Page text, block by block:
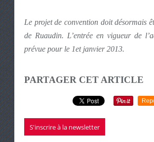
Le projet de convention doit désormais
de Ruaudin. L’entrée en vigueur de
prévue pour le 1et janvier 2013.
PARTAGER CET ARTICLE
S'inscrire à la newsletter